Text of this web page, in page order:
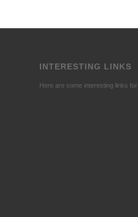
INTERESTING LINKS
Here are some interesting links